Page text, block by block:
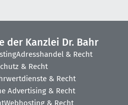
der Kanzlei Dr. Bahr
Adresshandel & Recht
& Recht
& Recht
Advertising & Recht
Webhosting & Recht